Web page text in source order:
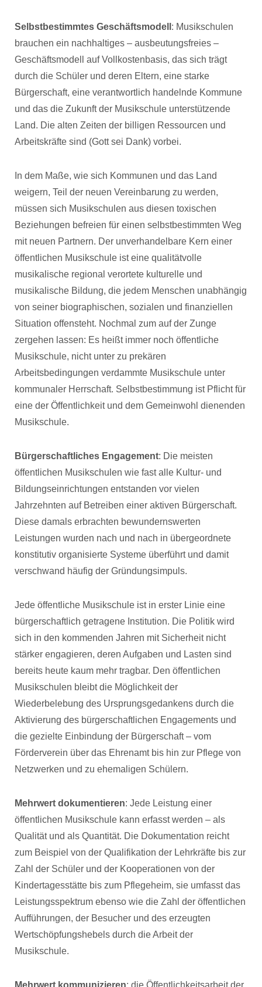
Selbstbestimmtes Geschäftsmodell : Musikschulen
brauchen ein nachhaltiges – ausbeutungsfreies –
Geschäftsmodell auf Vollkostenbasis, das sich trägt
durch die Schüler und deren Eltern, eine starke
Bürgerschaft, eine verantwortlich handelnde Kommune
und das die Zukunft der Musikschule unterstützende
Land. Die alten Zeiten der billigen Ressourcen und
Arbeitskräfte sind (Gott sei Dank) vorbei.
In dem Maße, wie sich Kommunen und das Land
weigern, Teil der neuen Vereinbarung zu werden,
müssen sich Musikschulen aus diesen toxischen
Beziehungen befreien für einen selbstbestimmten Weg
mit neuen Partnern. Der unverhandelbare Kern einer
öffentlichen Musikschule ist eine qualitätvolle
musikalische regional verortete kulturelle und
musikalische Bildung, die jedem Menschen unabhängig
von seiner biographischen, sozialen und finanziellen
Situation offensteht. Nochmal zum auf der Zunge
zergehen lassen: Es heißt immer noch öffentliche
Musikschule, nicht unter zu prekären
Arbeitsbedingungen verdammte Musikschule unter
kommunaler Herrschaft. Selbstbestimmung ist Pflicht für
eine der Öffentlichkeit und dem Gemeinwohl dienenden
Musikschule.
Bürgerschaftliches Engagement: Die meisten
öffentlichen Musikschulen wie fast alle Kultur- und
Bildungseinrichtungen entstanden vor vielen
Jahrzehnten auf Betreiben einer aktiven Bürgerschaft.
Diese damals erbrachten bewundernswerten
Leistungen wurden nach und nach in übergeordnete
konstitutiv organisierte Systeme überführt und damit
verschwand häufig der Gründungsimpuls.
Jede öffentliche Musikschule ist in erster Linie eine
bürgerschaftlich getragene Institution. Die Politik wird
sich in den kommenden Jahren mit Sicherheit nicht
stärker engagieren, deren Aufgaben und Lasten sind
bereits heute kaum mehr tragbar. Den öffentlichen
Musikschulen bleibt die Möglichkeit der
Wiederbelebung des Ursprungsgedankens durch die
Aktivierung des bürgerschaftlichen Engagements und
die gezielte Einbindung der Bürgerschaft – vom
Förderverein über das Ehrenamt bis hin zur Pflege von
Netzwerken und zu ehemaligen Schülern.
Mehrwert dokumentieren: Jede Leistung einer
öffentlichen Musikschule kann erfasst werden – als
Qualität und als Quantität. Die Dokumentation reicht
zum Beispiel von der Qualifikation der Lehrkräfte bis zur
Zahl der Schüler und der Kooperationen von der
Kindertagesstätte bis zum Pflegeheim, sie umfasst das
Leistungsspektrum ebenso wie die Zahl der öffentlichen
Aufführungen, der Besucher und des erzeugten
Wertschöpfungshebels durch die Arbeit der
Musikschule.
Mehrwert kommunizieren: die Öffentlichkeitsarbeit der